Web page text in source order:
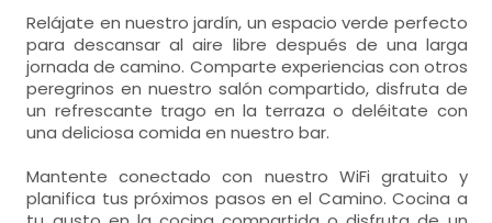
Relájate en nuestro jardín, un espacio verde perfecto
para descansar al aire libre después de una larga
jornada de camino. Comparte experiencias con otros
peregrinos en nuestro salón compartido, disfruta de
un refrescante trago en la terraza o deléitate con
una deliciosa comida en nuestro bar.
Mantente conectado con nuestro WiFi gratuito y
planifica tus próximos pasos en el Camino. Cocina a